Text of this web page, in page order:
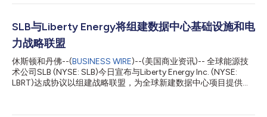
-21% 税前收入利润率 - 基于GAAP 11.3% 11.0% 15.0% 38 bps
5% -22% 摊薄后每股收益 - 基于GAAP $0.52 $0.50 $0.74 4%
-30% 调整后EBITDA* $1,899 $1,773 $2,051 7% -7% 调
整后EBITDA利润率* 21.2% 20.3% 24.0% 83 bps -284 bps 税
前分...
SLB与Liberty Energy将组建数据中心基础设施和电
力战略联盟
休斯顿和丹佛--(BUSINESS WIRE)--(美国商业资讯)-- 全球能源技
术公司SLB (NYSE: SLB)今日宣布与Liberty Energy Inc. (NYSE:
LBRT)达成协议以组建战略联盟，为全球新建数据中心项目提供模
量的快速部署，并帮助全球领先的AI公司应对日益复杂的能源需